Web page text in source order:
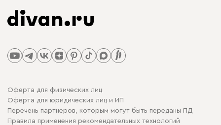
Оферта для физических лиц
Оферта для юридических лиц и ИП
Перечень партнеров, которым могут быть переданы ПД
Правила применения рекомендательных технологий